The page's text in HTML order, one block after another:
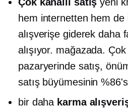
hem internetten hem de
alışverişe giderek daha
alışıyor. mağazada. Çok
pazaryerinde satış,
satış büyümesinin
bir daha karma